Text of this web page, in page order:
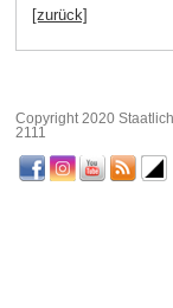
[zurück]
Copyright 2020
2111